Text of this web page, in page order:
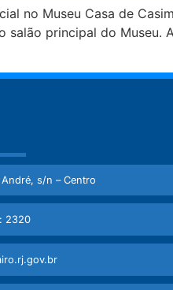
no Museu Casa de
salão principal do
s/n – Centro
2320